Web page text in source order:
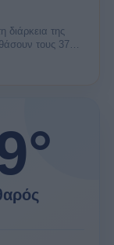
διάρκεια της
τους 37
ομάδες πληθυσμού